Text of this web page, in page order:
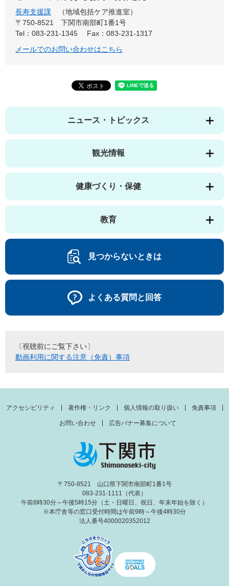
長寿支援課
地域包括ケア推進室
〒750-8521
下関市南部町1番1号
Tel：083-231-1345
Fax：083-231-1317
メールでのお問い合わせはこちら
ニュース・トピックス
観光情報
健康づくり・保健
教育
見つからないときは
よくある質問と回答
〔視聴前にご覧下さい〕
動画利用に関する注意（免責）事項
アクセシビリティ 著作権・リンク 個人情報の取り扱い 免責事項
お問い合わせ 広告バナー募集について
〒750-8521 山口県下関市南部町1番1号
083-231-1111（代表）
午前8時30分～午後5時15分（土・日曜日、祝日、年末年始を除く）
※本庁舎等の窓口受付時間は午前9時～午後4時30分
法人番号4000020352012